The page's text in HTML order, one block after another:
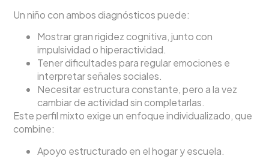
Un niño con ambos diagnósticos puede:
Mostrar gran rigidez cognitiva, junto con
impulsividad o hiperactividad.
Tener dificultades para regular emociones e
interpretar señales sociales.
Necesitar estructura constante, pero a la vez
cambiar de actividad sin completarlas.
Este perfil mixto exige un enfoque individualizado, que
combine:
Apoyo estructurado en el hogar y escuela.